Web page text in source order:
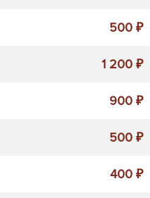
500 ₽
1 200 ₽
900 ₽
500 ₽
400 ₽